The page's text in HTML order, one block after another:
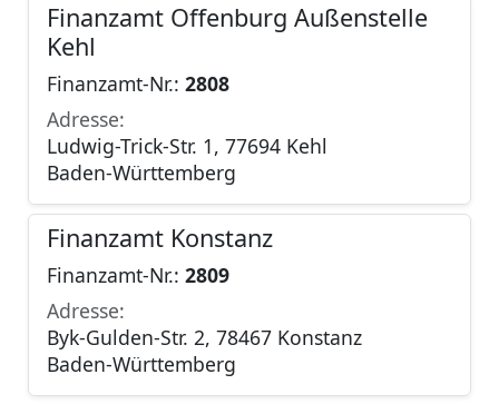
Finanzamt Offenburg Außenstelle
Kehl
Finanzamt-Nr.: 2808
Adresse:
Ludwig-Trick-Str. 1, 77694 Kehl
Baden-Württemberg
Finanzamt Konstanz
Finanzamt-Nr.: 2809
Adresse:
Byk-Gulden-Str. 2, 78467 Konstanz
Baden-Württemberg